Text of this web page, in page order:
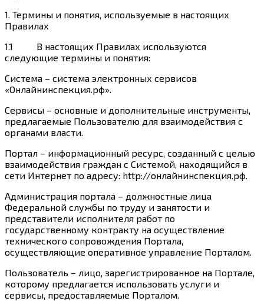
1. Термины и понятия, используемые в настоящих
Правилах
1.1 В настоящих Правилах используются
следующие термины и понятия:
Система – система электронных сервисов
«Онлайнинспекция.рф».
Сервисы – основные и дополнительные инструменты,
предлагаемые Пользователю для взаимодействия с
органами власти.
Портал – информационный ресурс, созданный с целью
взаимодействия граждан с Системой, находящийся в
сети Интернет по адресу: http://онлайнинспекция.рф
Администрация портала – должностные лица
Федеральной службы по труду и занятости и
представители исполнителя работ по
государственному контракту на осуществление
технического сопровождения Портала,
осуществляющие оперативное управление Порталом.
Пользователь – лицо, зарегистрированное на Портале,
которому предлагается использовать услуги и
сервисы, предоставляемые Порталом.